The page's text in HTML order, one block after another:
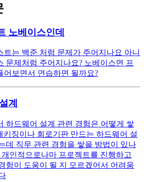
노베이스인데
트는 백준 처럼 문제가 주어지나요 아니
문제처럼 주어지나요? 노베이스면 프
어보면서 연습하면 될까요?
계
하드웨어 설계 관련 경험은 어떻게 쌓
키징이나 회로기판 만드는 하드웨어 설
데 직무 관련 경험을 쌓을 방법이 있나
개인적으로나마 프로젝트를 진행하고
험이 도움이 될 지 모르겠어서 어려움